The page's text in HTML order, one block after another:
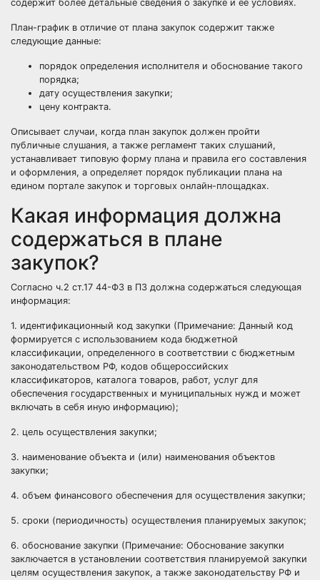
содержит более детальные сведения о закупке и ее условиях.
План-график в отличие от плана закупок содержит также
следующие данные:
порядок определения исполнителя и обоснование такого
порядка;
дату осуществления закупки;
цену контракта.
Описывает случаи, когда план закупок должен пройти
публичные слушания, а также регламент таких слушаний,
устанавливает типовую форму плана и правила его составления
и оформления, а определяет порядок публикации плана на
едином портале закупок и торговых онлайн-площадках.
Какая информация должна
содержаться в плане
закупок?
Согласно ч.2 ст.17 44-ФЗ в ПЗ должна содержаться следующая
информация:
1. идентификационный код закупки (Примечание: Данный код
формируется с использованием кода бюджетной
классификации, определенного в соответствии с бюджетным
законодательством РФ, кодов общероссийских
классификаторов, каталога товаров, работ, услуг для
обеспечения государственных и муниципальных нужд и может
включать в себя иную информацию);
2. цель осуществления закупки;
3. наименование объекта и (или) наименования объектов
закупки;
4. объем финансового обеспечения для осуществления закупки;
5. сроки (периодичность) осуществления планируемых закупок;
6. обоснование закупки (Примечание: Обоснование закупки
заключается в установлении соответствия планируемой закупки
целям осуществления закупок, а также законодательству РФ и